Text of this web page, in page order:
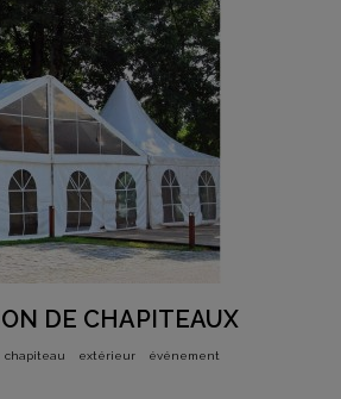
DE CHAPITEAUX
chapiteau extérieur événement